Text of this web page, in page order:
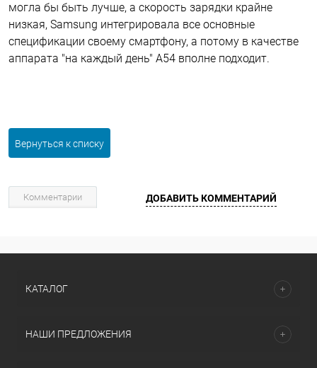
могла бы быть лучше, а скорость зарядки крайне
низкая, Samsung интегрировала все основные
спецификации своему смартфону, а потому в качестве
аппарата "на каждый день" A54 вполне подходит.
Вернуться к списку
Комментарии ДОБАВИТЬ КОММЕНТАРИЙ
КАТАЛОГ
НАШИ ПРЕДЛОЖЕНИЯ